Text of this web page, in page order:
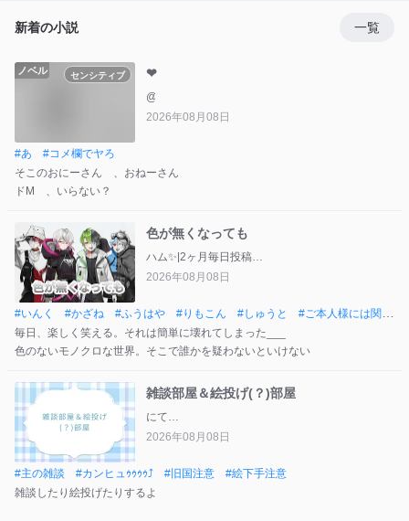
Web版 2026年6月26日
新着の小説 一覧
ノベル センシティブ ❤
2026年08月08日
#あ #コメ欄でヤろ
そこのおにーさん 、おねーさん
ドM 、いらない？
色が無くなっても
ハム✨|2ヶ月毎日投稿＆メイド
2026年08月08日
#いんく #かざね #ふうはや #りもこん #しゅうと #ご本人様には関係
ありません
毎日、楽しく笑える。それは簡単に壊れてしまった___
色のないモノクロな世界。そこで誰かを疑わないといけない
雑談部屋＆絵投げ(？)部屋
にて推し
2026年08月08日
#主の雑談 #カンヒュｩｩｩｩ⤴︎ # 旧国注意 #絵下手注意
雑談したり絵投げたりするよ